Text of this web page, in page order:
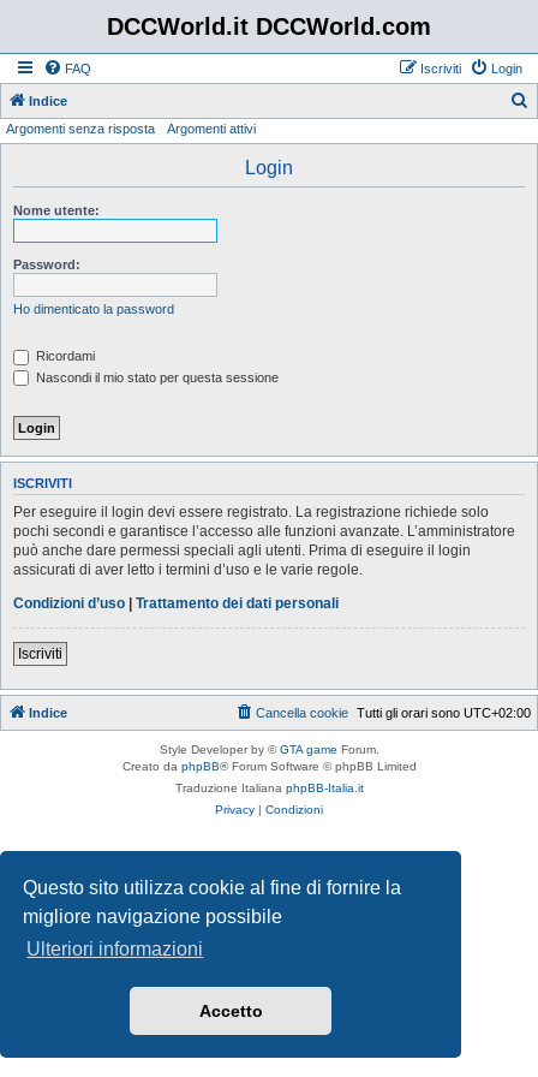
Questo sito utilizza cookie al fine di fornire la
migliore navigazione possibile
Ulteriori informazioni
Accetto
DCCWorld.it DCCWorld.com
FAQ Login
Iscriviti
Indice
Argomenti senza risposta Argomenti attivi
Login
Nome utente:
Password:
Ho dimenticato la password
Ricordami
Nascondi il mio stato per questa sessione
ISCRIVITI
Per eseguire il login devi essere registrato. La registrazione richiede solo
pochi secondi e garantisce l’accesso alle funzioni avanzate. L’amministratore
può anche dare permessi speciali agli utenti. Prima di eseguire il login
assicurati di aver letto i termini d’uso e le varie regole.
Condizioni d’uso | Trattamento dei dati personali
Iscriviti
Indice Tutti gli orari sono UTC+02:00
Cancella cookie
Style Developer by ©GTA game Forum.
Creato da phpBB® Forum Software © phpBB Limited
Traduzione Italiana phpBB-Italia.it
Privacy | Condizioni